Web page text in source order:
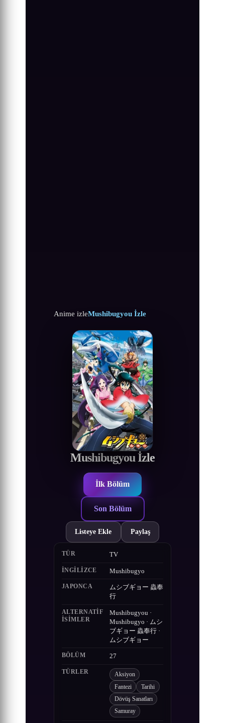
Anime izleMushibugyou İzle
Mushibugyou İzle
İlk Bölüm
Son Bölüm
Listeye Ekle Paylaş
TÜR TV
İNGILIZCE Mushibugyo
JAPONCA
ムシブギョー 蟲奉
行
ALTERNATIF
ISIMLER
Mushibugyou ·
Mushibugyo · ムシ
ブギョー 蟲奉行 ·
ムシブギョー
BÖLÜM 27
TÜRLER Aksiyon
Fantezi Tarihi
Dövüş Sanatları
Samuray